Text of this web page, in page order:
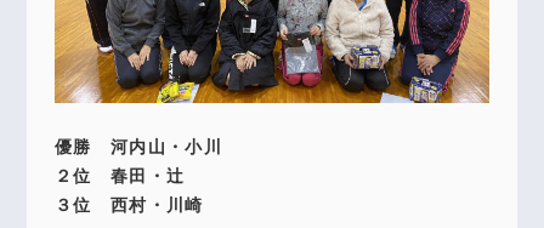
優勝 河内山・小川
２位 春田・辻
３位 西村・川崎